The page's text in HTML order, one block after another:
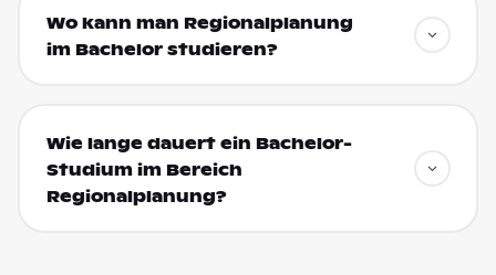
Wo kann man Regionalplanung
im Bachelor studieren?
Wie lange dauert ein Bachelor-
Studium im Bereich
Regionalplanung?